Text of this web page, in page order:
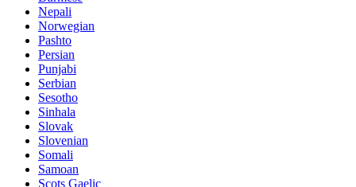
Nepali
Norwegian
Pashto
Persian
Punjabi
Serbian
Sesotho
Sinhala
Slovak
Slovenian
Somali
Samoan
Scots Gaelic